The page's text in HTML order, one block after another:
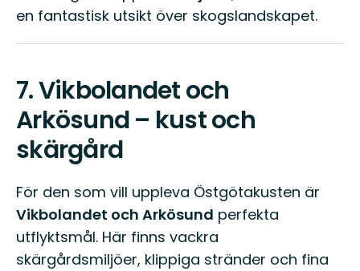
en fantastisk utsikt över skogslandskapet.
7.Vikbolandet och
Arkösund – kust och
skärgård
För den som vill uppleva Östgötakusten är
Vikbolandet och Arkösund perfekta
utflyktsmål. Här finns vackra
skärgårdsmiljöer, klippiga stränder och fina